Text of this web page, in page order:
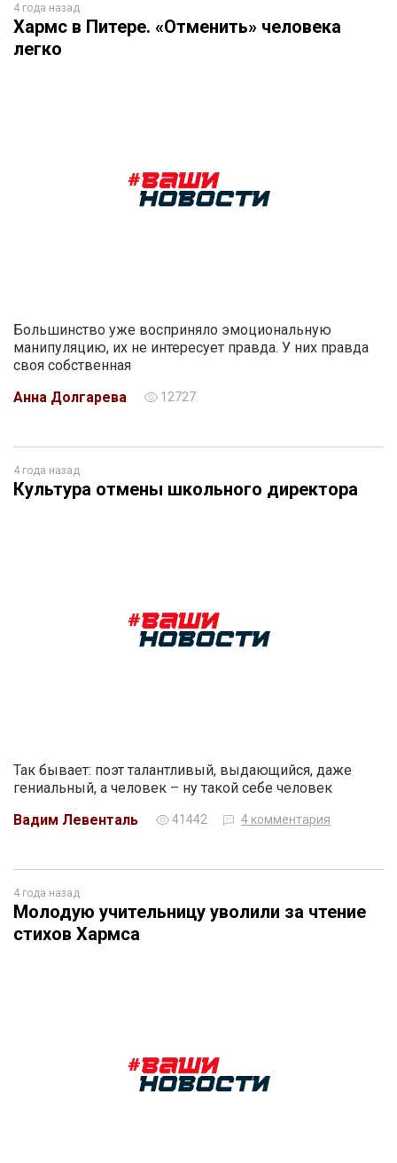
4 года назад
Хармс в Питере. «Отменить» человека
легко
Большинство уже восприняло эмоциональную
манипуляцию, их не интересует правда. У них правда
своя собственная
Анна Долгарева
12727
4 года назад
Культура отмены школьного директора
Так бывает: поэт талантливый, выдающийся, даже
гениальный, а человек – ну такой себе человек
Вадим Левенталь
41442 4 комментария
4 года назад
Молодую учительницу уволили за чтение
стихов Хармса